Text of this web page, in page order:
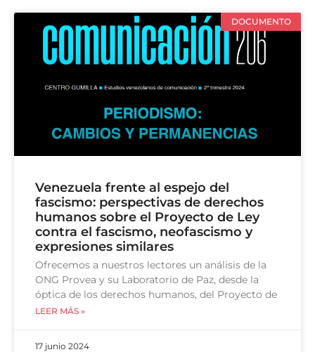
DOCUMENTO
Venezuela frente al espejo del
fascismo: perspectivas de derechos
humanos sobre el Proyecto de Ley
contra el fascismo, neofascismo y
expresiones similares
Ofrecemos a nuestros lectores un análisis de la
ONG Provea y su Laboratorio de Paz, desde la
óptica de los derechos humanos, del Proyecto de
LEER MÁS »
17 junio 2024